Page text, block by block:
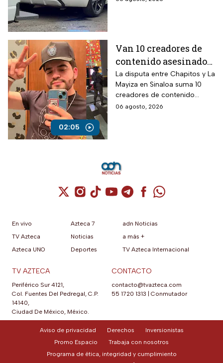
02:05
Van 10 creadores de
contenido asesinados
desde la guerra entre
Chapitos y La Mayiza
La disputa entre Chapitos y La
Mayiza en Sinaloa suma 10
creadores de contenido
asesinados desde septiembre
06 agosto, 2026
Cuenta de X / Twitter (se abre en una
Cuenta de Instagram (se abre en una
Cuenta de TikTok (se abre en
Cuenta de YouTube (se abre
Cuenta de Telegram (se
Cuenta de
Cuenta de
En vivo
TV Azteca
Azteca UNO
Azteca 7
Noticias
Deportes
adn Noticias
a más +
TV Azteca Internacional
TV AZTECA
Periférico Sur 4121,
Col. Fuentes Del Pedregal, C.P.
14140,
Ciudad De México, México.
CONTACTO
contacto@tvazteca.com
55 1720 1313
Conmutador
Aviso de privacidad Derechos
Inversionistas
Promo Espacio
Trabaja con nosotros
Programa de ética, integridad y cumplimiento